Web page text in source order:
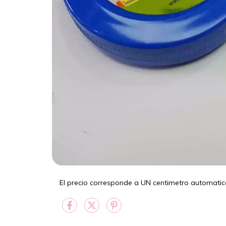
El precio corresponde a UN centimetro